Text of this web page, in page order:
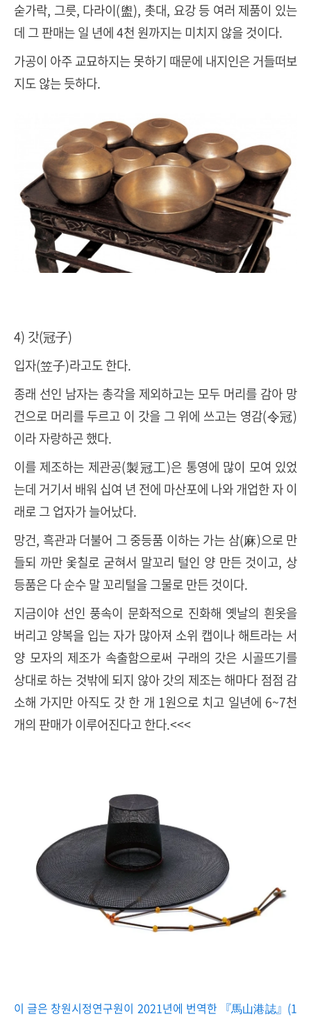
숟가락, 그릇, 다라이(盥), 촛대, 요강 등 여러 제품이 있는
데 그 판매는 일 년에 4천 원까지는 미치지 않을 것이다.
가공이 아주 교묘하지는 못하기 때문에 내지인은 거들떠보
지도 않는 듯하다.
4) 갓(冠子)
입자(笠子)라고도 한다.
종래 선인 남자는 총각을 제외하고는 모두 머리를 감아 망
건으로 머리를 두르고 이 갓을 그 위에 쓰고는 영감(令冠)
이라 자랑하곤 했다.
이를 제조하는 제관공(製冠工)은 통영에 많이 모여 있었
는데 거기서 배워 십여 년 전에 마산포에 나와 개업한 자 이
래로 그 업자가 늘어났다.
망건, 흑관과 더불어 그 중등품 이하는 가는 삼(麻)으로 만
들되 까만 옻칠로 굳혀서 말꼬리 털인 양 만든 것이고, 상
등품은 다 순수 말 꼬리털을 그물로 만든 것이다.
지금이야 선인 풍속이 문화적으로 진화해 옛날의 흰옷을
버리고 양복을 입는 자가 많아져 소위 캡이나 해트라는 서
양 모자의 제조가 속출함으로써 구래의 갓은 시골뜨기를
상대로 하는 것밖에 되지 않아 갓의 제조는 해마다 점점 감
소해 가지만 아직도 갓 한 개 1원으로 치고 일년에 6~7천
개의 판매가 이루어진다고 한다.<<<
이 글은 창원시정연구원이 2021년에 번역한 『馬山港誌』(1